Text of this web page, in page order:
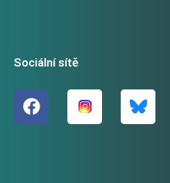
Sociální sítě